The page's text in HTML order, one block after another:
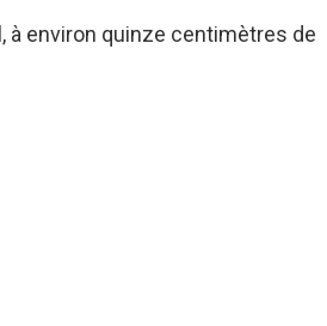
à environ quinze centimètres de